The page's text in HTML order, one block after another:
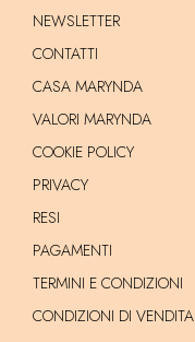
NEWSLETTER
CONTATTI
CASA MARYNDA
VALORI MARYNDA
COOKIE POLICY
PRIVACY
RESI
PAGAMENTI
TERMINI E CONDIZIONI
CONDIZIONI DI VENDITA